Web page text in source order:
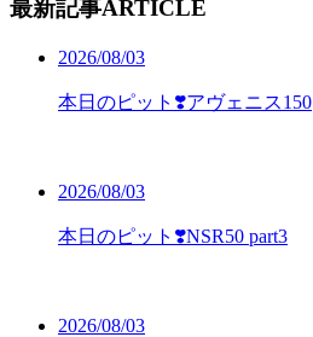
最新記事ARTICLE
2026/08/03
本日のピット❣️アヴェニス150
2026/08/03
本日のピット❣️NSR50 part3
2026/08/03